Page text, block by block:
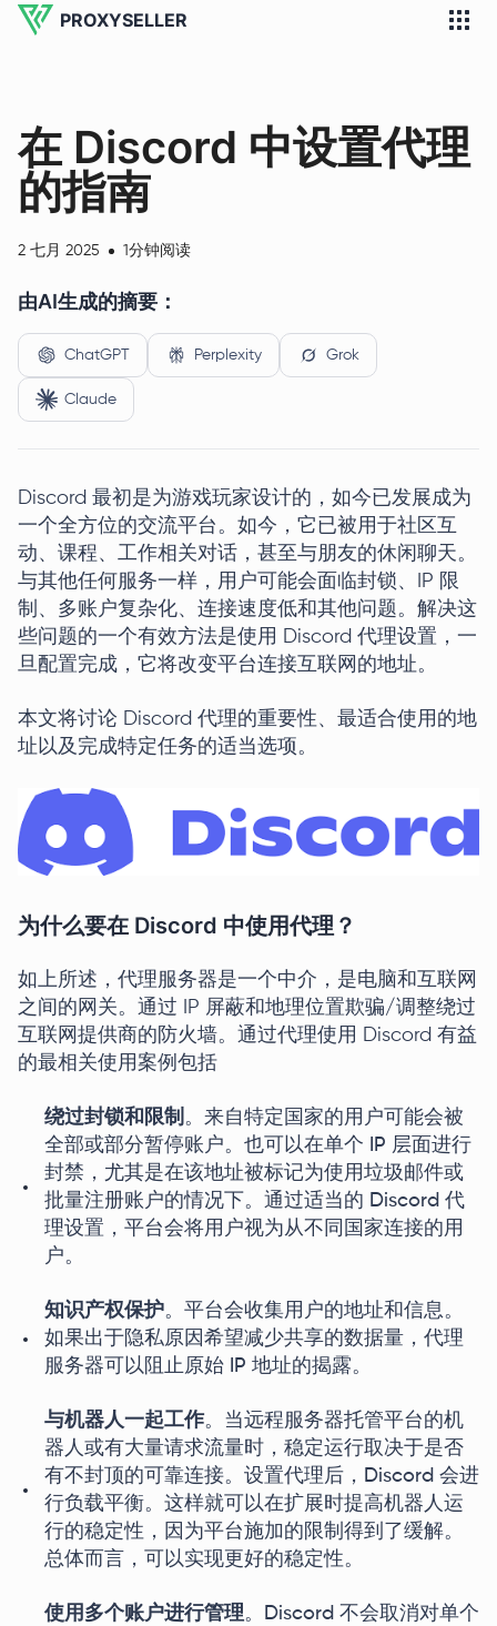
PROXYSELLER
在 Discord 中设置代理
的指南
2 七月 2025 1分钟阅读
由AI生成的摘要：
ChatGPT Perplexity Grok
Claude
Discord 最初是为游戏玩家设计的，如今已发展成为
一个全方位的交流平台。如今，它已被用于社区互
动、课程、工作相关对话，甚至与朋友的休闲聊天。
与其他任何服务一样，用户可能会面临封锁、IP 限
制、多账户复杂化、连接速度低和其他问题。解决这
些问题的一个有效方法是使用 Discord 代理设置，一
旦配置完成，它将改变平台连接互联网的地址。
本文将讨论 Discord 代理的重要性、最适合使用的地
址以及完成特定任务的适当选项。
为什么要在 Discord 中使用代理？
如上所述，代理服务器是一个中介，是电脑和互联网
之间的网关。通过 IP 屏蔽和地理位置欺骗/调整绕过
互联网提供商的防火墙。通过代理使用 Discord 有益
的最相关使用案例包括
绕过封锁和限制 。来自特定国家的用户可能会被
全部或部分暂停账户。也可以在单个 IP 层面进行
封禁，尤其是在该地址被标记为使用垃圾邮件或
批量注册账户的情况下。通过适当的 Discord 代
理设置，平台会将用户视为从不同国家连接的用
户。
知识产权保护。平台会收集用户的地址和信息。
如果出于隐私原因希望减少共享的数据量，代理
服务器可以阻止原始 IP 地址的揭露。
与机器人一起工作。当远程服务器托管平台的机
器人或有大量请求流量时，稳定运行取决于是否
有不封顶的可靠连接。设置代理后，Discord 会进
行负载平衡。这样就可以在扩展时提高机器人运
行的稳定性，因为平台施加的限制得到了缓解。
总体而言，可以实现更好的稳定性。
使用多个账户进行管理。Discord 不会取消对单个